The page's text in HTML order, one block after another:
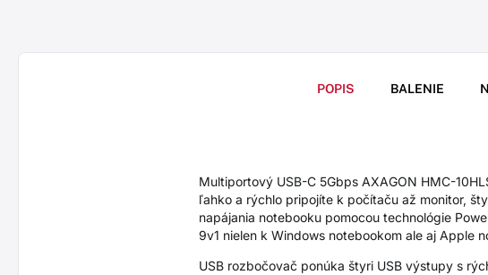
POPIS BALENIE
Multiportový USB-C 5Gbps AXAGON HMC-
ľahko a rýchlo pripojíte k počítaču až monitor,
napájania notebooku pomocou technológie
9v1 nielen k Windows notebookom ale aj Apple
USB rozbočovač ponúka štyri USB výstupy s